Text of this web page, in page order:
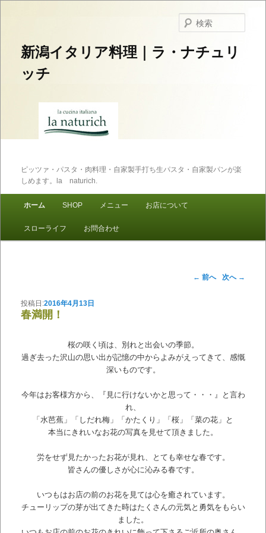
新潟イタリア料理｜ラ・ナチュリ
ッチ
ピッツァ・パスタ・肉料理・自家製手打ち生パスタ・自家製パンが楽
しめます。la naturich.
メインコンテンツへ移動
サブコンテンツへ移動
ホーム SHOP メニュー お店について
スローライフ お問合わせ
← 前へ 次へ →
春満開！
投稿日:2016年4月13日
桜の咲く頃は、別れと出会いの季節。
過ぎ去った沢山の思い出が記憶の中からよみがえってきて、感慨
深いものです。
今年はお客様方から、『見に行けないかと思って・・・』と言わ
れ、
「水芭蕉」「しだれ梅」「かたくり」「桜」「菜の花」と
本当にきれいなお花の写真を見せて頂きました。
労をせず見たかったお花が見れ、とても幸せな春です。
皆さんの優しさが心に沁みる春です。
いつもはお店の前のお花を見ては心を癒されています。
チューリップの芽が出てきた時はたくさんの元気と勇気をもらい
ました。